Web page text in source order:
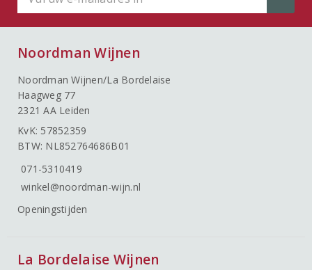
Noordman Wijnen
Noordman Wijnen/La Bordelaise
Haagweg 77
2321 AA Leiden
KvK: 57852359
BTW: NL852764686B01
071-5310419
winkel@noordman-wijn.nl
Openingstijden
La Bordelaise Wijnen